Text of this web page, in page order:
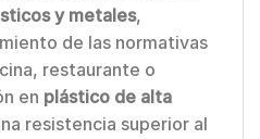
y metales,
de las normativas
restaurante o
en plástico de alta
resistencia superior al